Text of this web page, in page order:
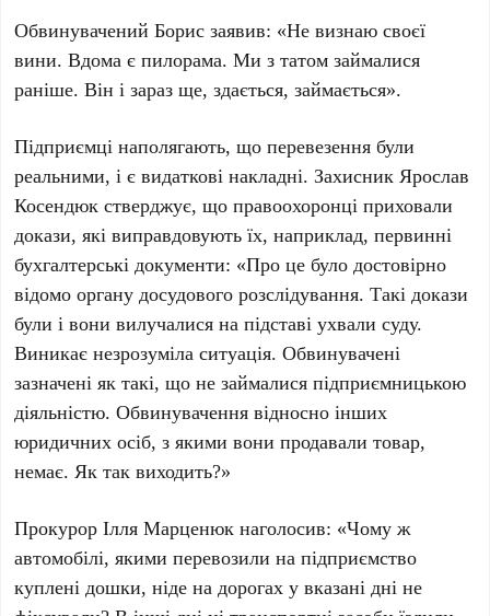
Обвинувачений Борис заявив: «Не визнаю своєї
вини. Вдома є пилорама. Ми з татом займалися
раніше. Він і зараз ще, здається, займається».
Підприємці наполягають, що перевезення були
реальними, і є видаткові накладні. Захисник Ярослав
Косендюк стверджує, що правоохоронці приховали
докази, які виправдовують їх, наприклад, первинні
бухгалтерські документи: «Про це було достовірно
відомо органу досудового розслідування. Такі докази
були і вони вилучалися на підставі ухвали суду.
Виникає незрозуміла ситуація. Обвинувачені
зазначені як такі, що не займалися підприємницькою
діяльністю. Обвинувачення відносно інших
юридичних осіб, з якими вони продавали товар,
немає. Як так виходить?»
Прокурор Ілля Марценюк наголосив: «Чому ж
автомобілі, якими перевозили на підприємство
куплені дошки, ніде на дорогах у вказані дні не